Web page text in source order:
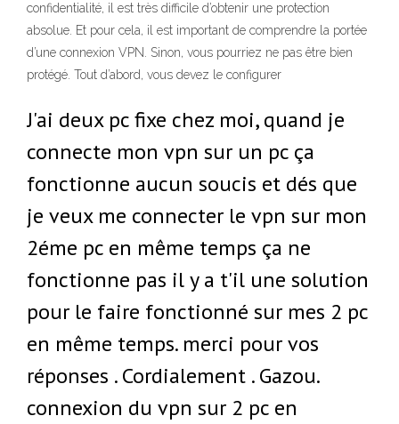
confidentialité, il est très difficile d’obtenir une protection
absolue. Et pour cela, il est important de comprendre la portée
d’une connexion VPN. Sinon, vous pourriez ne pas être bien
protégé. Tout d’abord, vous devez le configurer
J'ai deux pc fixe chez moi, quand je
connecte mon vpn sur un pc ça
fonctionne aucun soucis et dés que
je veux me connecter le vpn sur mon
2éme pc en même temps ça ne
fonctionne pas il y a t'il une solution
pour le faire fonctionné sur mes 2 pc
en même temps. merci pour vos
réponses . Cordialement . Gazou.
connexion du vpn sur 2 pc en